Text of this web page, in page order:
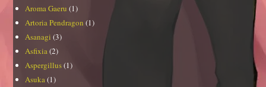
Aroma Gaeru (1)
Artoria Pendragon (1)
Asanagi (3)
Asfixia (2)
Aspergillus(1)
Asuka (1)